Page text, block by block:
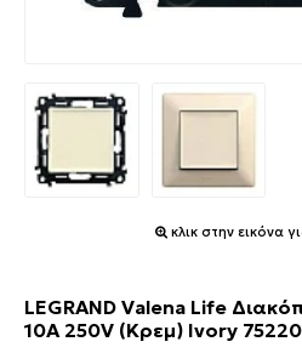
κλικ στην εικόνα
LEGRAND Valena Life
10A 250V (Κρεμ) Ivory